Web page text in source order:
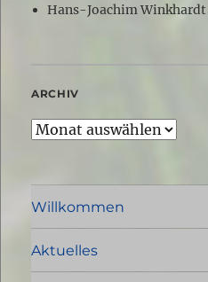
Hans-Joachim Winkhardt
ARCHIV
Archiv
Willkommen
Aktuelles